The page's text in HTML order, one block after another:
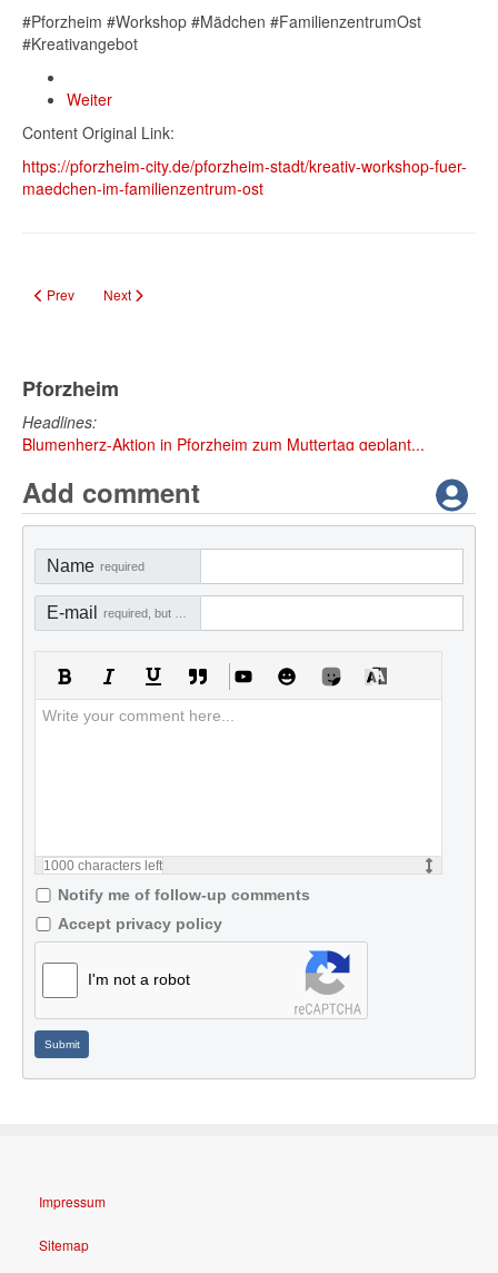
#Pforzheim #Workshop #Mädchen #FamilienzentrumOst
#Kreativangebot
Weiter
Content Original Link:
https://pforzheim-city.de/pforzheim-stadt/kreativ-workshop-fuer-
maedchen-im-familienzentrum-ost
Previous article: Ehrenbürgerrecht für Waltraud Steinle vorgeschlagen
Prev Next article: Pforzheim startet Bürgerbeteiligung zur
Next
Pforzheim
Headlines:
Blumenherz-Aktion in Pforzheim zum Muttertag geplant...
Add comment
Name required
E-mail
1000 characters left
Notify me of follow-up comments
Accept privacy policy
I'm not a robot
Submit
Impressum
Sitemap